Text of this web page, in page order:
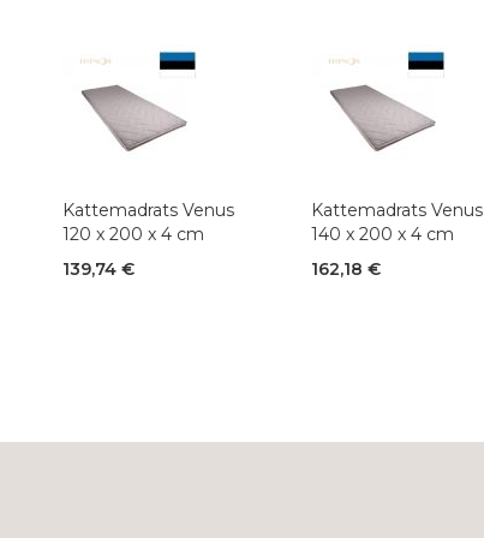
Kattemadrats Venus
120 x 200 x 4 cm
139,74 €
Kattemadrats Venus
140 x 200 x 4 cm
162,18 €